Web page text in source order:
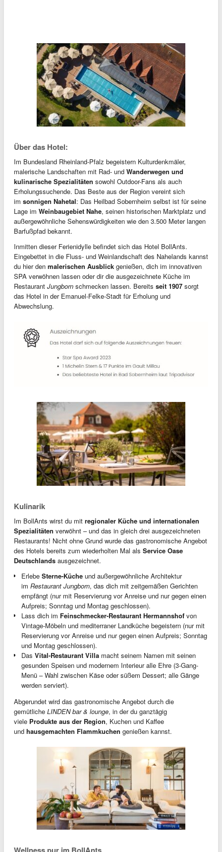
Über das Hotel:
Im Bundesland Rheinland-Pfalz begeistern Kulturdenkmäler,
malerische Landschaften mit Rad- und Wanderwegen und
kulinarische Spezialitäten sowohl Outdoor-Fans als auch
Erholungssuchende. Das Beste aus der Region vereint sich
im sonnigen Nahetal: Das Heilbad Sobernheim selbst ist für seine
Lage im Weinbaugebiet Nahe, seinen historischen Marktplatz und
außergewöhnliche Sehenswürdigkeiten wie den 3.500 Meter langen
Barfußpfad bekannt.
Inmitten dieser Ferienidylle befindet sich das Hotel BollAnts.
Eingebettet in die Fluss- und Weinlandschaft des Nahelands kannst
du hier den malerischen Ausblick genießen, dich im innovativen
SPA verwöhnen lassen oder dir die ausgezeichnete Küche im
Restaurant Jungborn schmecken lassen. Bereits seit 1907 sorgt
das Hotel in der Emanuel-Felke-Stadt für Erholung und
Abwechslung.
Kulinarik
Im BollAnts wirst du mit regionaler Küche und internationalen
Spezialitäten verwöhnt – und das in gleich drei ausgezeichneten
Restaurants! Nicht ohne Grund wurde das gastronomische Angebot
des Hotels bereits zum wiederholten Mal als Service Oase
Deutschlands ausgezeichnet.
Erlebe Sterne-Küche und außergewöhnliche Architektur
im Restaurant Jungborn, das dich mit zeitgemäßen Gerichten
empfängt (nur mit Reservierung vor Anreise und nur gegen einen
Aufpreis; Sonntag und Montag geschlossen).
Lass dich im Feinschmecker-Restaurant Hermannshof von
Vintage-Möbeln und mediterraner Landküche begeistern (nur mit
Reservierung vor Anreise und nur gegen einen Aufpreis; Sonntag
und Montag geschlossen).
Das Vital-Restaurant Villa macht seinem Namen mit seinen
gesunden Speisen und modernem Interieur alle Ehre (3-Gang-
Menü – Wahl zwischen Käse oder süßem Dessert; alle Gänge
werden serviert).
Abgerundet wird das gastronomische Angebot durch die
gemütliche LINDEN bar & lounge, in der du ganztägig
viele Produkte aus der Region, Kuchen und Kaffee
und hausgemachten Flammkuchen genießen kannst.